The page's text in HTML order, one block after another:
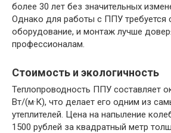
более 30 лет без значительных
Однако для работы с ППУ требуется
оборудование, и монтаж лучше
профессионалам.
Стоимость и экологичность
Теплопроводность ППУ составляет
Вт/(м·К), что делает его одним из
утеплителей. Цена на напыление
1500 рублей за квадратный метр